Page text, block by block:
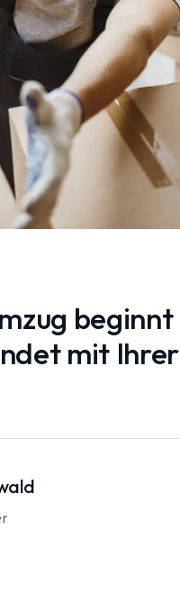
beginnt
mit Ihrer